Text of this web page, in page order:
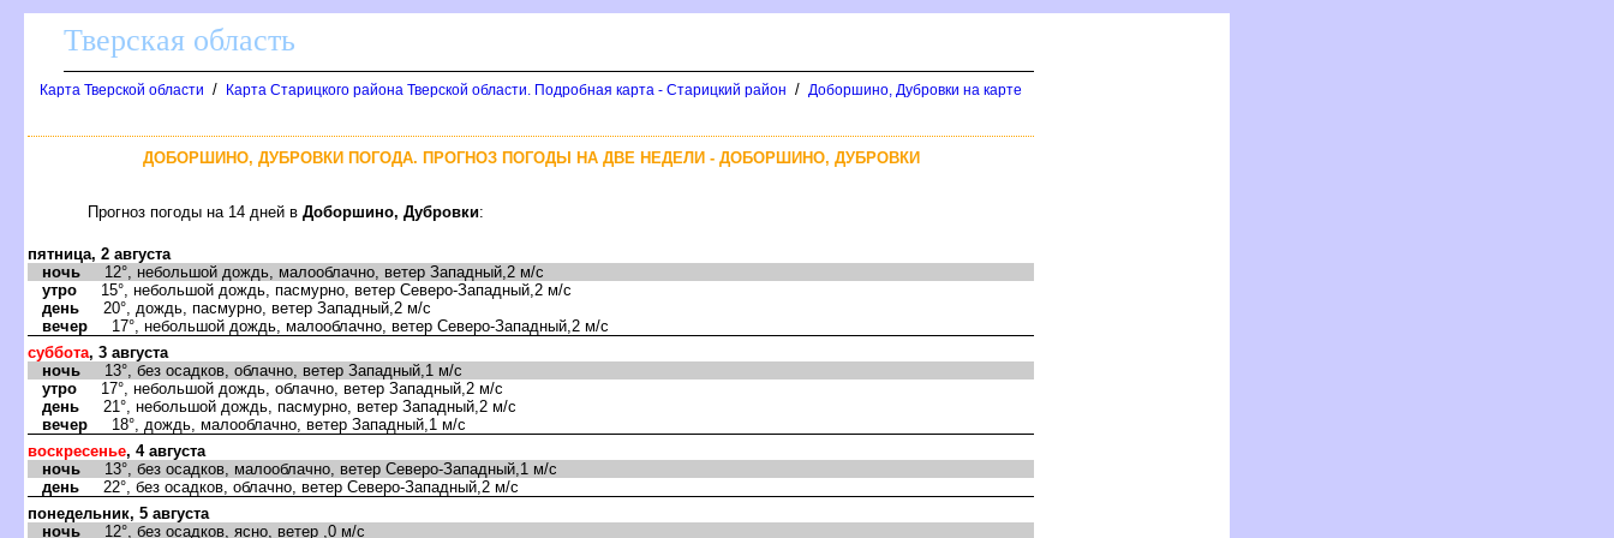
Тверская область
Карта Тверской области / Карта Старицкого района Тверской области. Подробная карта - Старицкий район / Доборшино, Дубровки на карте
ДОБОРШИНО, ДУБРОВКИ ПОГОДА. ПРОГНОЗ ПОГОДЫ НА ДВЕ НЕДЕЛИ - ДОБОРШИНО, ДУБРОВКИ
Прогноз погоды на 14 дней в Доборшино, Дубровки:
пятница, 2 августа
ночь 12°, небольшой дождь, малооблачно, ветер Западный,2 м/с
утро 15°, небольшой дождь, пасмурно, ветер Северо-Западный,2 м/с
день 20°, дождь, пасмурно, ветер Западный,2 м/с
вечер 17°, небольшой дождь, малооблачно, ветер Северо-Западный,2 м/с
суббота, 3 августа
ночь 13°, без осадков, облачно, ветер Западный,1 м/с
утро 17°, небольшой дождь, облачно, ветер Западный,2 м/с
день 21°, небольшой дождь, пасмурно, ветер Западный,2 м/с
вечер 18°, дождь, малооблачно, ветер Западный,1 м/с
воскресенье, 4 августа
ночь 13°, без осадков, малооблачно, ветер Северо-Западный,1 м/с
день 22°, без осадков, облачно, ветер Северо-Западный,2 м/с
понедельник, 5 августа
ночь 12°, без осадков, ясно, ветер ,0 м/с